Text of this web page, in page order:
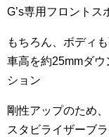
G’s専用フロントス
もちろん、ボディ
車高を約25mmダウ
ション
剛性アップのため、
スタビライザーブ